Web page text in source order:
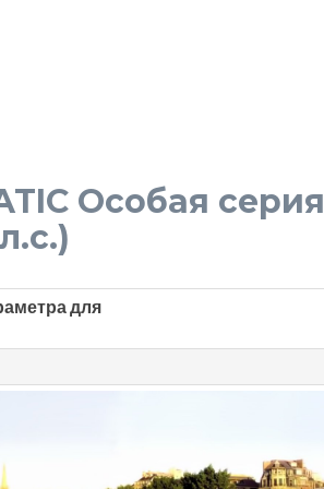
Особая серия
для